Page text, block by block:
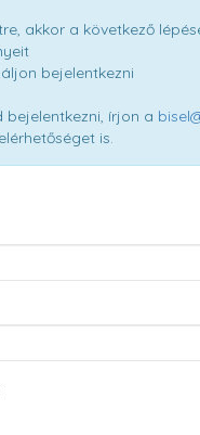
akkor a következő
bejelentkezni
írjon a
is.